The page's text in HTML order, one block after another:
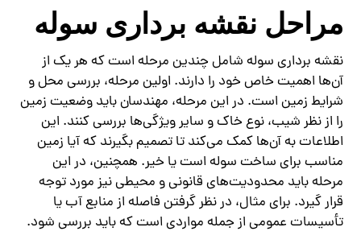
مراحل نقشه برداری سوله
نقشه برداری سوله شامل چندین مرحله است که هر یک از
آن‌ها اهمیت خاص خود را دارند. اولین مرحله، بررسی محل و
شرایط زمین است. در این مرحله، مهندسان باید وضعیت زمین
را از نظر شیب، نوع خاک و سایر ویژگی‌ها بررسی کنند. این
اطلاعات به آن‌ها کمک می‌کند تا تصمیم بگیرند که آیا زمین
مناسب برای ساخت سوله است یا خیر. همچنین، در این
مرحله باید محدودیت‌های قانونی و محیطی نیز مورد توجه
قرار گیرد. برای مثال، در نظر گرفتن فاصله از منابع آب یا
تأسیسات عمومی از جمله مواردی است که باید بررسی شود.